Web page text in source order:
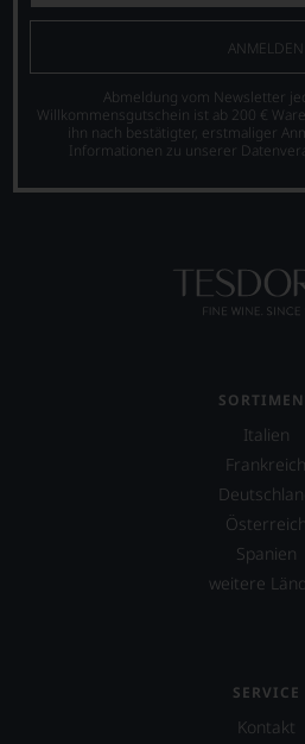
ANMELDEN
Abmeldung vom Newsletter
Willkommensgutschein ist ab 200 €
ihn nach bestätigter, erstmaliger
Informationen zu unserer
Italien
Frankreich
Österreich
Spanien
weitere
SERVICE
Kontakt